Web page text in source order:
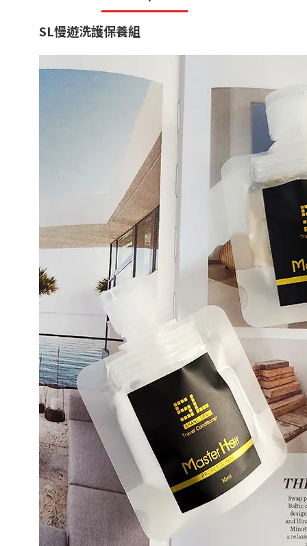
SL慢遊洗護保養組